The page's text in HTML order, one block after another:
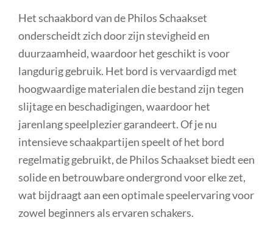
Het schaakbord van de Philos Schaakset
onderscheidt zich door zijn stevigheid en
duurzaamheid, waardoor het geschikt is voor
langdurig gebruik. Het bord is vervaardigd met
hoogwaardige materialen die bestand zijn tegen
slijtage en beschadigingen, waardoor het
jarenlang speelplezier garandeert. Of je nu
intensieve schaakpartijen speelt of het bord
regelmatig gebruikt, de Philos Schaakset biedt een
solide en betrouwbare ondergrond voor elke zet,
wat bijdraagt aan een optimale speelervaring voor
zowel beginners als ervaren schakers.